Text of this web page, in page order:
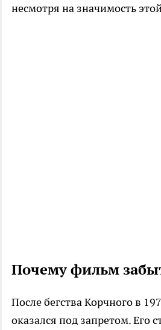
несмотря на значимость
Почему фильм
После бегства Корчного в
оказался под запретом. Его